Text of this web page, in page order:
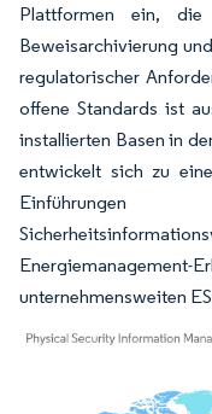
Plattformen ein, die
Beweisarchivierung
regulatorischer
offene Standards ist
installierten Basen in
entwickelt sich zu
unternehmensweiten